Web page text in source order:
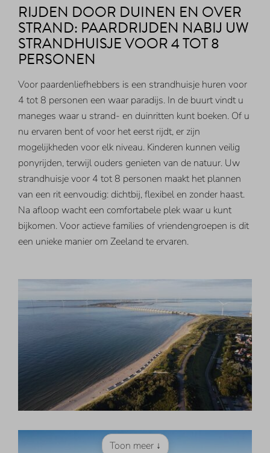
RIJDEN DOOR DUINEN EN OVER
STRAND: PAARDRIJDEN NABIJ UW
STRANDHUISJE VOOR 4 TOT 8
PERSONEN
Voor paardenliefhebbers is een strandhuisje huren voor
4 tot 8 personen een waar paradijs. In de buurt vindt u
maneges waar u strand- en duinritten kunt boeken. Of u
nu ervaren bent of voor het eerst rijdt, er zijn
mogelijkheden voor elk niveau. Kinderen kunnen veilig
ponyrijden, terwijl ouders genieten van de natuur. Uw
strandhuisje voor 4 tot 8 personen maakt het plannen
van een rit eenvoudig: dichtbij, flexibel en zonder haast.
Na afloop wacht een comfortabele plek waar u kunt
bijkomen. Voor actieve families of vriendengroepen is dit
een unieke manier om Zeeland te ervaren.
Toon meer ↓